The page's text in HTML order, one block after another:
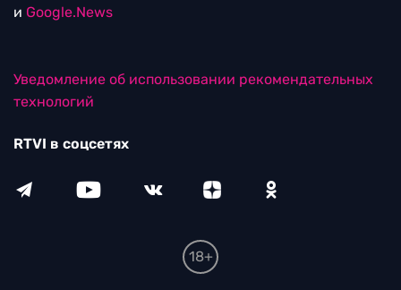
и Google.News
Уведомление об использовании рекомендательных
технологий
RTVI в соцсетях
18+